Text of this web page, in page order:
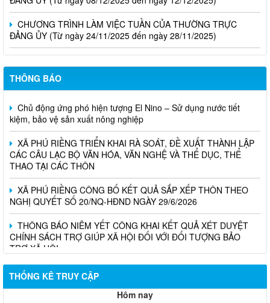
CHƯƠNG TRÌNH LÀM VIỆC TUẦN CỦA THƯỜNG TRỰC
ĐẢNG ỦY (Từ ngày 24/11/2025 đến ngày 28/11/2025)
THÔNG BÁO
kiệm, bảo vệ sản xuất nông nghiệp
XÃ PHÚ RIỀNG TRIỂN KHAI RÀ SOÁT, ĐỀ XUẤT THÀNH LẬP
CÁC CÂU LẠC BỘ VĂN HÓA, VĂN NGHỆ VÀ THỂ DỤC, THỂ
THAO TẠI CÁC THÔN
XÃ PHÚ RIỀNG CÔNG BỐ KẾT QUẢ SẮP XẾP THÔN THEO
NGHỊ QUYẾT SỐ 20/NQ-HĐND NGÀY 29/6/2026
THÔNG BÁO NIÊM YẾT CÔNG KHAI KẾT QUẢ XÉT DUYỆT
CHÍNH SÁCH TRỢ GIÚP XÃ HỘI ĐỐI VỚI ĐỐI TƯỢNG BẢO
TRỢ XÃ HỘI
THỐNG KÊ TRUY CẬP
Hôm nay